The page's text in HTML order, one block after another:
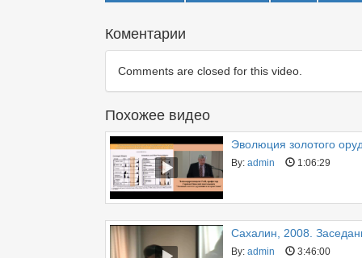
Коментарии
Comments are closed for this video.
Похожее видео
Эволюция золотого
By: admin 1:06:29
Сахалин, 2008.
By: admin 3:46:00